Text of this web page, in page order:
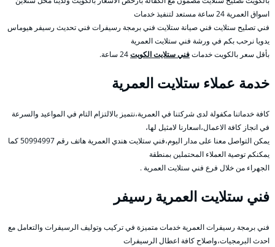
اسواق العمرية 24 ساعة مستعد لتنفيذ خدمات
فني تصليح ستلايت فني صيانة ستلايت فني برمجة رسيفرات فني تحديث رسيفر هيوماس
يدويا نرحب بكم في ورشة فني ستلايت العمرية
بأقل سعر بالكويت خدماتفني ستلايت الكويت
خدمة عملاء ستلايت العمرية
كافة خدماتنا مكفولة لدى شركتنا في العمرية،نتميز بالالتزام التام في المواعيد والسرعة
في انجاز كافة الاعمال،اسعارنا لامثيل لها،
يمكن التواصل معنا على مدار اليوم،فني ستلايت هندي العمرية هاتف رقم 50994997 كما
يمكنكم توصية العملاء المحتملين بمنطقة
الجهراء من خلال فرع فني ستلايت العمرية .
فني ستلايت العمرية رسيفر
فني برمجة رسيفرات العمرية خدمات متميزة في تركيب وتوليف الرسيفرات والتعامل مع
احدث البرمجيات،واصلاح كافة اعطال الرسيفرات